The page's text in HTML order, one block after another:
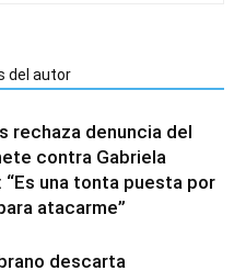
del autor
rechaza denuncia del
contra Gabriela
“Es una tonta puesta por
atacarme”
descarta